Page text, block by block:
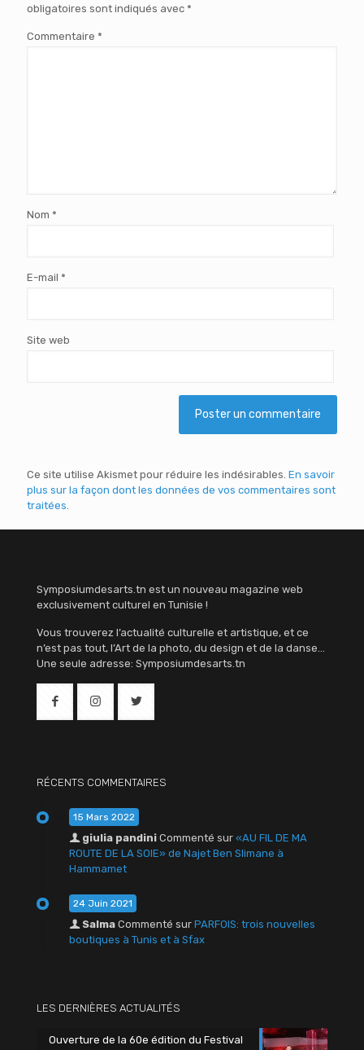
obligatoires sont indiqués avec *
Commentaire *
Nom *
E-mail *
Site web
Ce site utilise Akismet pour réduire les indésirables. En savoir
plus sur la façon dont les données de vos commentaires sont
traitées
Symposiumdesarts.tn est un nouveau magazine web
exclusivement culturel en Tunisie !
Vous trouverez l’actualité culturelle et artistique, et ce
n’est pas tout, l’Art de la photo, du design et de la danse…
Une seule adresse: Symposiumdesarts.tn
RÉCENTS COMMENTAIRES
15 Mars 2022
giulia pandini Commenté sur «AU FIL DE MA
ROUTE DE LA SOIE» de Najet Ben Slimane à
Hammamet
24 Juin 2021
Salma Commenté sur PARFOIS: trois nouvelles
boutiques à Tunis et à Sfax
LES DERNIÈRES ACTUALITÉS
Ouverture de la 60e édition du Festival